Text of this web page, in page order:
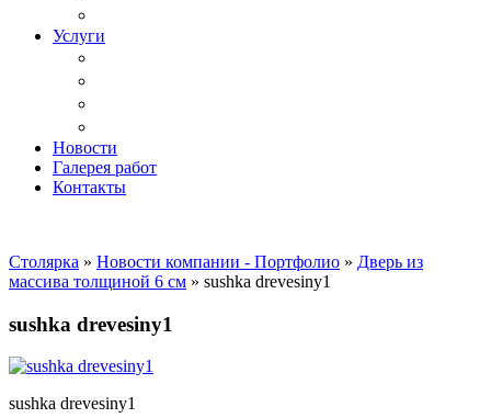
Услуги
Новости
Галерея работ
Контакты
Столярка » Новости компании - Портфолио » Дверь из
массива толщиной 6 см » sushka drevesiny1
sushka drevesiny1
sushka drevesiny1